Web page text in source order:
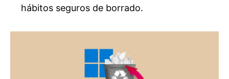
hábitos seguros de borrado.